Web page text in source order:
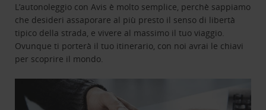
L’autonoleggio con Avis è molto semplice, perchè sappiamo
che desideri assaporare al più presto il senso di libertà
tipico della strada, e vivere al massimo il tuo viaggio.
Ovunque ti porterà il tuo itinerario, con noi avrai le chiavi
per scoprire il mondo.